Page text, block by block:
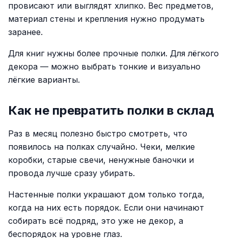
провисают или выглядят хлипко. Вес предметов,
материал стены и крепления нужно продумать
заранее.
Для книг нужны более прочные полки. Для лёгкого
декора — можно выбрать тонкие и визуально
лёгкие варианты.
Как не превратить полки в склад
Раз в месяц полезно быстро смотреть, что
появилось на полках случайно. Чеки, мелкие
коробки, старые свечи, ненужные баночки и
провода лучше сразу убирать.
Настенные полки украшают дом только тогда,
когда на них есть порядок. Если они начинают
собирать всё подряд, это уже не декор, а
беспорядок на уровне глаз.